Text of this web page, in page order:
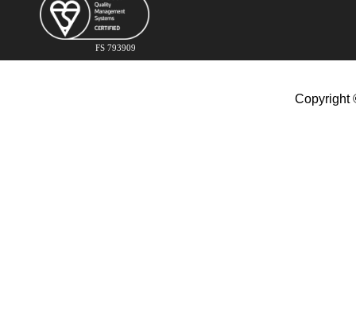
FS 793909
Copyright